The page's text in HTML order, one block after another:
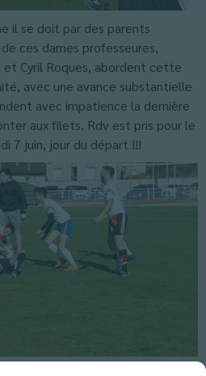
il se doit par des parents
ces dames professeures,
et Cyril Roques, abordent cette
avec une avance substantielle
avec impatience la dernière
aux filets. Rdv est pris pour le
7 juin, jour du départ !!!